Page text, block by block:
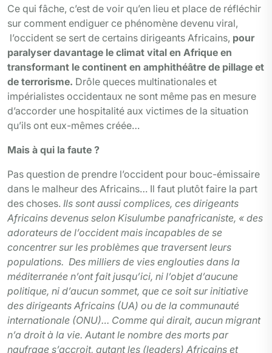
Ce qui fâche, c’est de voir qu’en lieu et place de réfléchir
sur comment endiguer ce phénomène devenu viral,
l’occident se sert de certains dirigeants Africains, pour
paralyser davantage le climat vital en Afrique en
transformant le continent en amphithéâtre de pillage et
de terrorisme. Drôle queces multinationales et
impérialistes occidentaux ne sont même pas en mesure
d’accorder une hospitalité aux victimes de la situation
qu’ils ont eux-mêmes créée…
Mais à qui la faute ?
Pas question de prendre l’occident pour bouc-émissaire
dans le malheur des Africains… Il faut plutôt faire la part
des choses. Ils sont aussi complices, ces dirigeants
Africains devenus selon Kisulumbe panafricaniste, « des
adorateurs de l’occident mais incapables de se
concentrer sur les problèmes que traversent leurs
populations. Des milliers de vies englouties dans la
méditerranée n’ont fait jusqu’ici, ni l’objet d’aucune
politique, ni d’aucun sommet, que ce soit sur initiative
des dirigeants Africains (UA) ou de la communauté
internationale (ONU)… Comme qui dirait, aucun migrant
n’a droit à la vie. Autant le nombre des morts par
naufrage s’accroit, autant les (leaders) Africains et